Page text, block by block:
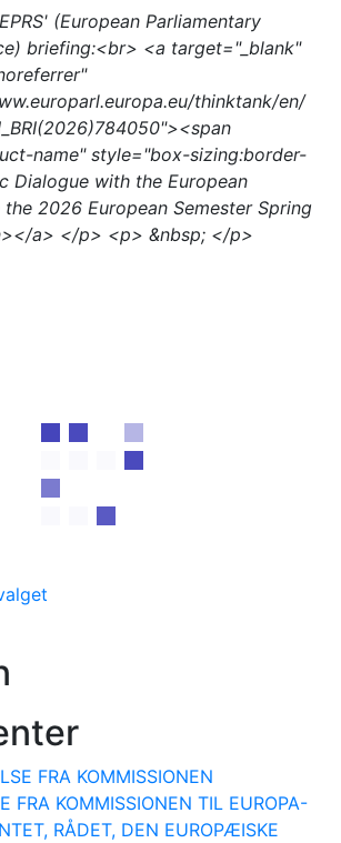
(European Parliamentary
briefing:<br> <a target="_blank"
thinktank/en/
name" style="box-sizing:border-
Dialogue with the European
2026 European Semester Spring
a> </p> <p> &nbsp; </p>
FRA KOMMISSIONEN
FRA KOMMISSIONEN TIL EUROPA-
RÅDET, DEN EUROPÆISKE